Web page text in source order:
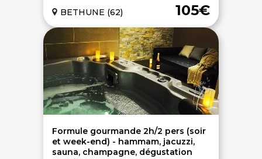
105€
BETHUNE (62)
Formule gourmande 2h/2 pers (soir
et week-end) - hammam, jacuzzi,
sauna, champagne, dégustation